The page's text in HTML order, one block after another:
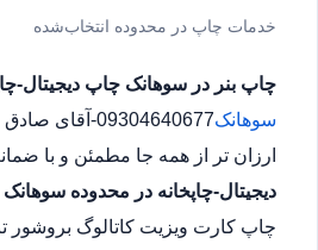
خدمات چاپ در محدوده انتخاب‌شده
چاپ بنر در سوهانک چاپ دیجیتال-
سوهانک
ارزان تر از همه جا مطمئن و با ضمانت شبانه روزی 24 ساعت حتی در روز های
دیجیتال-چاپخانه در محدوده سوهانک
چاپ کارت ویزیت کاتالوگ بروشور